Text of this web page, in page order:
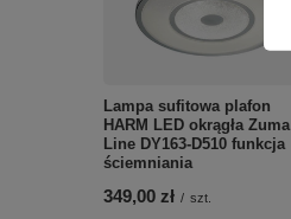
Lampa sufitowa plafon
HARM LED okrągła Zuma
Line DY163-D510 funkcja
ściemniania
349,00 zł / szt.